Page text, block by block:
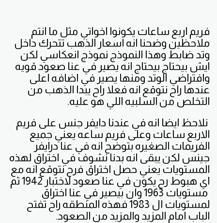
فريم اربع ساعات يكونوا اخواتي مثل ما انتم
ملاحظين وضحنا انه اسعار الذهب تتحرك داخل
وتد ضابط وهذا النموذج نموذج انعكاسي لكن
ايش بيحتاج بيحتاج انه يصير في عنا صعود قويه
وافتراضي الوتد ومنها يصير في اضافه اعلى
عندها راح نتوقع انه فعلا راح يبدا الذهب من
التخلص من السلبيه اللي هو عليه.
نلاحظ ايضا انه في عندنا دايفر جنس على فريم
الاربع ساعات وعلى فريم ساعه يعني جميع
الفريمات الصغيره بتوضح انه في عنا درايفر
جينس لكن يبقى انه بدنا نشوف في اختراق لهذه
المستويات يعني حصل اختراق فرح نتوقع انه مع
اي هبوط رح يكون في عنا صعود لاختبار 1942 ثم
مستويات 1963 وان بيصير في عنا اختراق
لمستويات ال 1983 فهذه المنطقه راح تفتح
الباب امام المزيد والمزيد من الصعود.